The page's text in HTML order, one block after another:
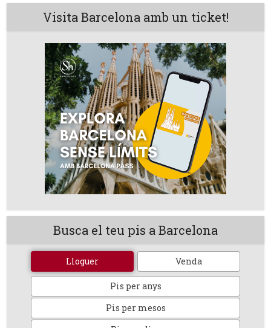
Visita Barcelona amb un ticket!
Busca el teu pis a Barcelona
Lloguer Venda
Pis per anys
Pis per mesos